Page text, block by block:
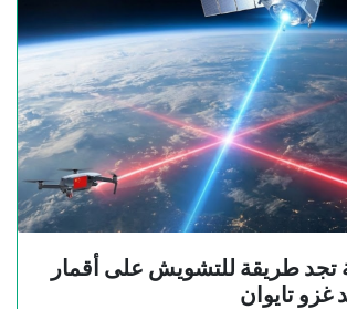
تجد طريقة للتشويش على أقمار
غزو تايوان